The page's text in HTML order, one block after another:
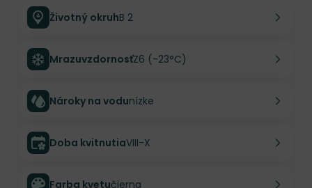
Životný okruhB 2
MrazuvzdornosťZ6 (-23°C)
Nároky na vodunízke
Doba kvitnutiaVIII-X
Farba kvetučierna